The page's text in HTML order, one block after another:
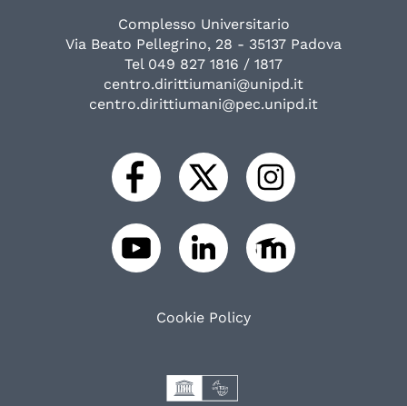
Complesso Universitario
Via Beato Pellegrino, 28 - 35137 Padova
Tel 049 827 1816 / 1817
centro.dirittiumani@unipd.it
centro.dirittiumani@pec.unipd.it
Cookie Policy